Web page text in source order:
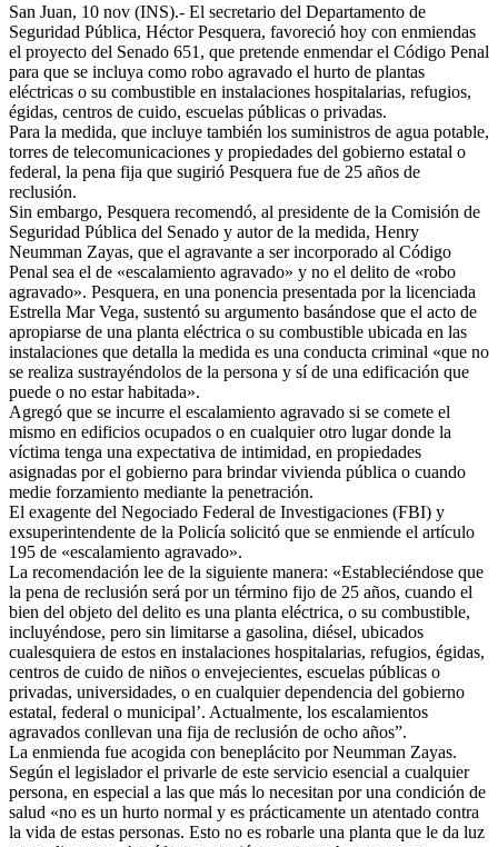
San Juan, 10 nov (INS).- El secretario del Departamento de
Seguridad Pública, Héctor Pesquera, favoreció hoy con enmiendas
el proyecto del Senado 651, que pretende enmendar el Código Penal
para que se incluya como robo agravado el hurto de plantas
eléctricas o su combustible en instalaciones hospitalarias, refugios,
égidas, centros de cuido, escuelas públicas o privadas.
Para la medida, que incluye también los suministros de agua potable,
torres de telecomunicaciones y propiedades del gobierno estatal o
federal, la pena fija que sugirió Pesquera fue de 25 años de
reclusión.
Sin embargo, Pesquera recomendó, al presidente de la Comisión de
Seguridad Pública del Senado y autor de la medida, Henry
Neumman Zayas, que el agravante a ser incorporado al Código
Penal sea el de «escalamiento agravado» y no el delito de «robo
agravado». Pesquera, en una ponencia presentada por la licenciada
Estrella Mar Vega, sustentó su argumento basándose que el acto de
apropiarse de una planta eléctrica o su combustible ubicada en las
instalaciones que detalla la medida es una conducta criminal «que no
se realiza sustrayéndolos de la persona y sí de una edificación que
puede o no estar habitada».
Agregó que se incurre el escalamiento agravado si se comete el
mismo en edificios ocupados o en cualquier otro lugar donde la
víctima tenga una expectativa de intimidad, en propiedades
asignadas por el gobierno para brindar vivienda pública o cuando
medie forzamiento mediante la penetración.
El exagente del Negociado Federal de Investigaciones (FBI) y
exsuperintendente de la Policía solicitó que se enmiende el artículo
195 de «escalamiento agravado».
La recomendación lee de la siguiente manera: «Estableciéndose que
la pena de reclusión será por un término fijo de 25 años, cuando el
bien del objeto del delito es una planta eléctrica, o su combustible,
incluyéndose, pero sin limitarse a gasolina, diésel, ubicados
cualesquiera de estos en instalaciones hospitalarias, refugios, égidas,
centros de cuido de niños o envejecientes, escuelas públicas o
privadas, universidades, o en cualquier dependencia del gobierno
estatal, federal o municipal’. Actualmente, los escalamientos
agravados conllevan una fija de reclusión de ocho años”.
La enmienda fue acogida con beneplácito por Neumman Zayas.
Según el legislador el privarle de este servicio esencial a cualquier
persona, en especial a las que más lo necesitan por una condición de
salud «no es un hurto normal y es prácticamente un atentado contra
la vida de estas personas. Esto no es robarle una planta que le da luz